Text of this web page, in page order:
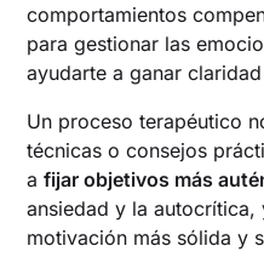
comportamientos
para gestionar las
ayudarte a ganar
Un proceso terapéutico
técnicas o consejos
afijar objetivos más
ansiedad y la autocrítica,
motivación más sólida y